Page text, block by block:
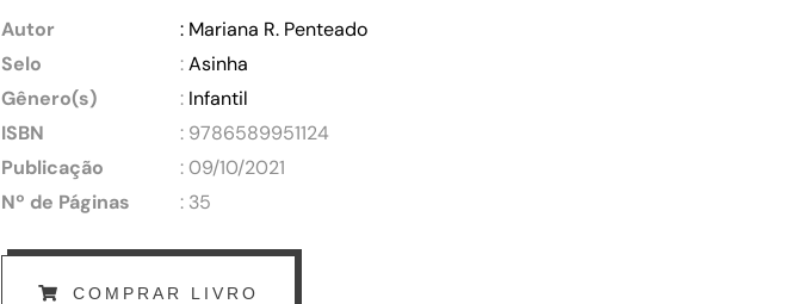
Autor
: Mariana R. Penteado
Selo
:Asinha
Gênero(s)
: Infantil
ISBN
: 9786589951124
Publicação
: 09/10/2021
Nº de Páginas
: 35
COMPRAR LIVRO